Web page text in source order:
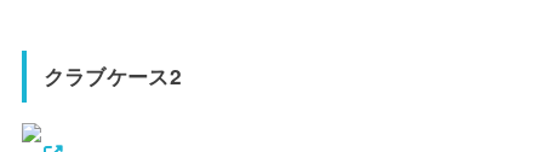
クラブケース2